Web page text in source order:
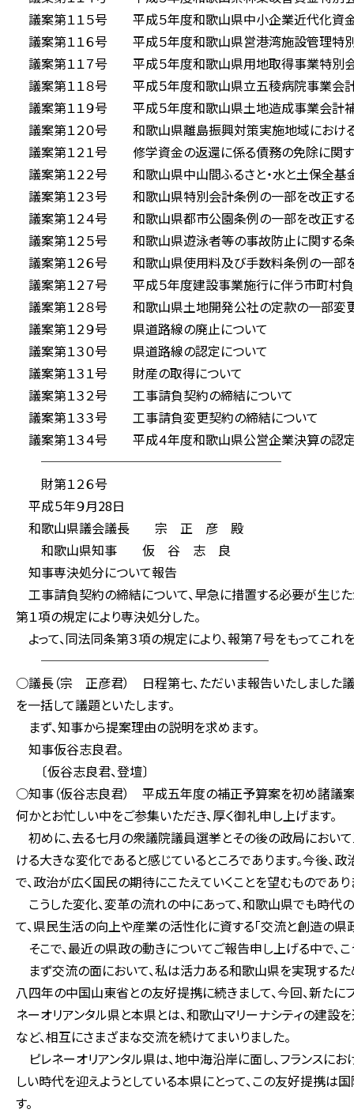
議案第１１５号 平成５年度和歌山県中小企業近代化資
議案第１１６号 平成５年度和歌山県営港湾施設管理特
議案第１１７号 平成５年度和歌山県用地取得事業特別
議案第１１８号 平成５年度和歌山県立五稜病院事業会
議案第１１９号 平成５年度和歌山県土地造成事業会計
議案第１２０号 和歌山県離島振興対策実施地域におけ
議案第１２１号 修学資金の返還に係る債務の免除に関す
議案第１２２号 和歌山県中山間ふるさと・水と土保全基
議案第１２３号 和歌山県特別会計条例の一部を改正す
議案第１２４号 和歌山県都市公園条例の一部を改正す
議案第１２５号 和歌山県遊泳者等の事故防止に関する
議案第１２６号 和歌山県使用料及び手数料条例の一部
議案第１２７号 平成５年度建設事業施行に伴う市町村
議案第１２８号 和歌山県土地開発公社の定款の一部変
議案第１２９号 県道路線の廃止について
議案第１３０号 県道路線の認定について
議案第１３１号 財産の取得について
議案第１３２号 工事請負契約の締結について
議案第１３３号 工事請負変更契約の締結について
議案第１３４号 平成４年度和歌山県公営企業決算の認
───────────────────
財第１２６号
平成５年９月28日
和歌山県議会議長 宗 正 彦 殿
和歌山県知事 仮 谷 志 良
知事専決処分について報告
工事請負契約の締結について、早急に措置する必要が生じ
第１項の規定により専決処分した。
よって、同法同条第３項の規定により、報第７号をもってこれ
──────────────────
○議長（宗 正彦君） 日程第七、ただいま報告いたしました
を一括して議題といたします。
まず、知事から提案理由の説明を求めます。
知事仮谷志良君。
〔仮谷志良君、登壇〕
○知事（仮谷志良君） 平成五年度の補正予算案を初め諸議
何かとお忙しい中をご参集いただき、厚く御礼申し上げます。
初めに、去る七月の衆議院議員選挙とその後の政局におい
ける大きな変化であると感じているところであります。今後
で、政治が広く国民の期待にこたえていくことを望むものであり
こうした変化、変革の流れの中にあって、和歌山県でも時代
て、県民生活の向上や産業の活性化に資する「交流と創造の県
そこで、最近の県政の動きについてご報告申し上げる中で、
まず交流の面において、私は活力ある和歌山県を実現する
八四年の中国山東省との友好提携に続きまして、今回、新た
ネーオリアンタル県と本県とは、和歌山マリーナシティの建設
など、相互にさまざまな交流を続けてまいりました。
ピレネーオリアンタル県は、地中海沿岸に面し、フランスに
しい時代を迎えようとしている本県にとって、この友好提携は
す。